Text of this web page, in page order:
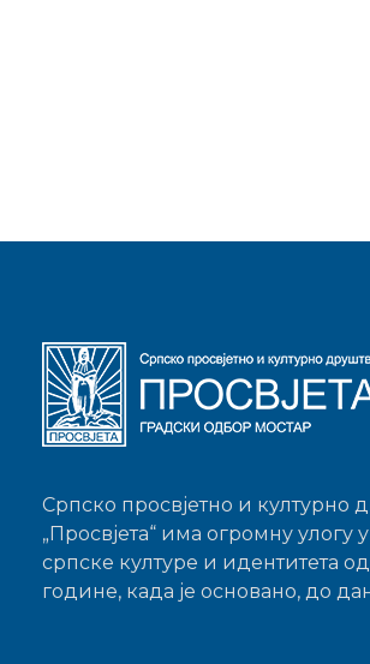
Српско просвјетно и културно
„Просвјета“ има огромну улогу
српске културе и идентитета од
године, када је основано, до